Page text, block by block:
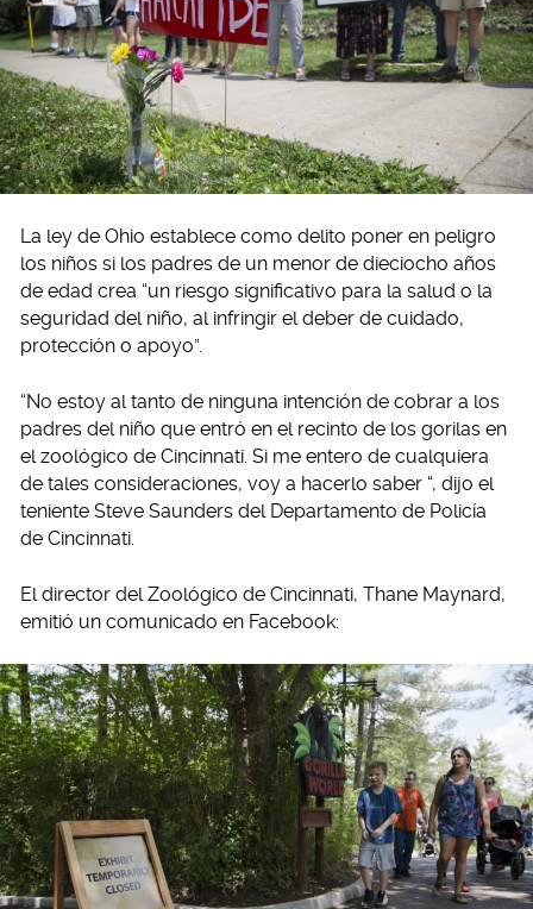
La ley de Ohio establece como delito poner en peligro
los niños si los padres de un menor de dieciocho años
de edad crea “un riesgo significativo para la salud o la
seguridad del niño, al infringir el deber de cuidado,
protección o apoyo”.
“No estoy al tanto de ninguna intención de cobrar a los
padres del niño que entró en el recinto de los gorilas en
el zoológico de Cincinnati. Si me entero de cualquiera
de tales consideraciones, voy a hacerlo saber “, dijo el
teniente Steve Saunders del Departamento de Policía
de Cincinnati.
El director del Zoológico de Cincinnati, Thane Maynard,
emitió un comunicado en Facebook: